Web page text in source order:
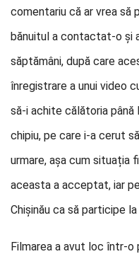
comentariu că ar vrea să
bănuitul a contactat-o și
săptămâni, după care
înregistrare a unui video
să-i achite călătoria până
chipiu, pe care i-a cerut
urmare, așa cum situația
aceasta a acceptat, iar
Chișinău ca să participe
Filmarea a avut loc într-o